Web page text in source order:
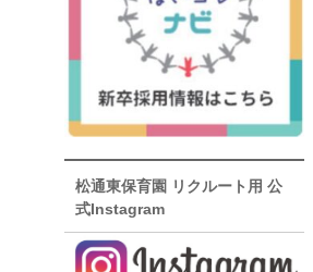
松通東保育園 リクルート用 公
式Instagram